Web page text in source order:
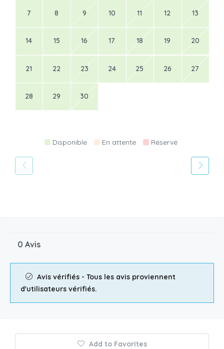
7 8 9 10 11 12 13
14 15 16 17 18 19 20
21 22 23 24 25 26 27
28 29 30
Disponible En attente Réservé
0 Avis
Avis vérifiés - Tous les avis proviennent
d'utilisateurs vérifiés.
Add to Favorites